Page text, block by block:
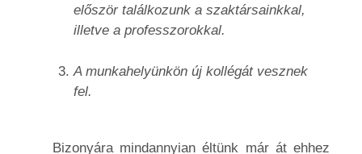
először találkozunk a szaktársainkkal,
illetve a professzorokkal.
A munkahelyünkön új kollégát vesznek
fel.
Bizonyára mindannyian éltünk már át ehhez